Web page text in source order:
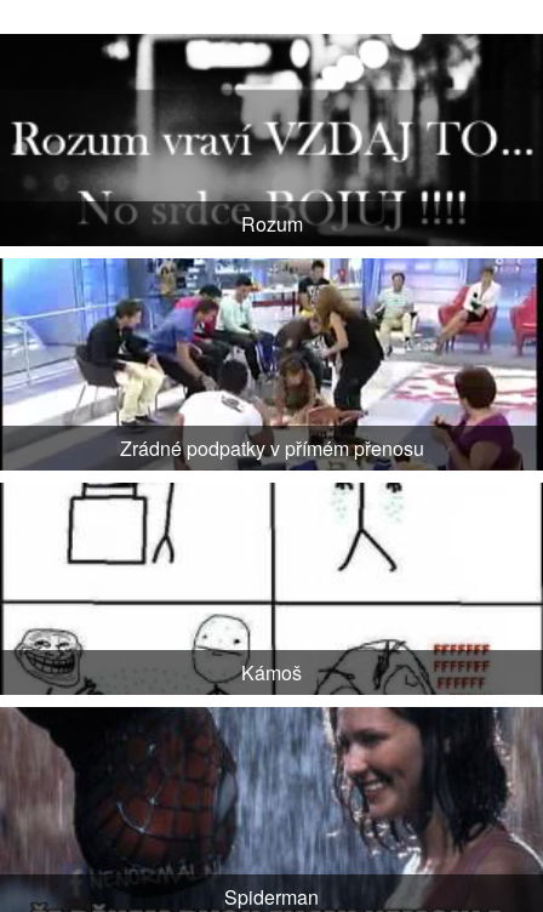
Rozum
Zrádné podpatky v přímém přenosu
Kámoš
Spiderman